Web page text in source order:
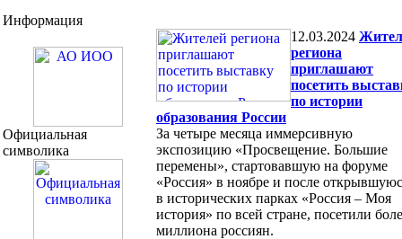
Информация
Официальная
символика
12.03.2024
региона
приглашают
посетить
по истории
образования России
За четыре месяца иммерсивную
экспозицию «Просвещение. Большие
перемены», стартовавшую на форуме
«Россия» в ноябре и после
в исторических парках «Россия – Моя
история» по всей стране, посетили
миллиона россиян.